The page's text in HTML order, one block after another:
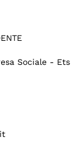
Sociale - Ets